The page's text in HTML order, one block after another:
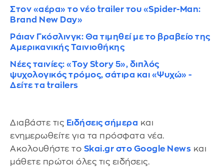
Στον «αέρα» το νέο trailer του «Spider-Man:
Brand New Day»
Ράιαν Γκόσλινγκ: Θα τιμηθεί με το βραβείο της
Αμερικανικής Ταινιοθήκης
Νέες ταινίες: «Toy Story 5», διπλός
ψυχολογικός τρόμος, σάτιρα και «Ψυχώ» -
Δείτε τα trailers
Διαβάστε τις Ειδήσεις σήμερα και
ενημερωθείτε για τα πρόσφατα νέα.
Ακολουθήστε το Skai.gr στο Google News και
μάθετε πρώτοι όλες τις ειδήσεις.